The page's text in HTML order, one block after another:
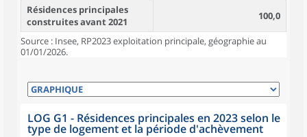
Résidences principales
construites avant 2021
100,0
Source : Insee, RP2023 exploitation principale, géographie au
01/01/2026.
LOG G1 - Résidences principales en 2023 selon le
type de logement et la période d'achèvement